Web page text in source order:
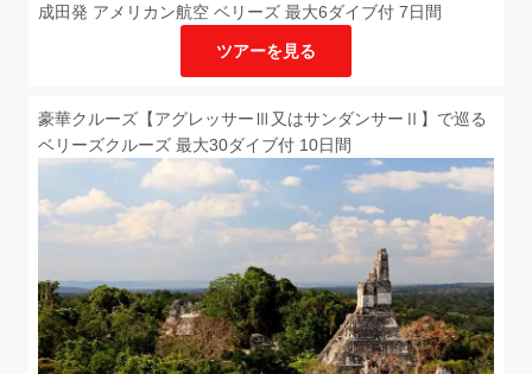
成田発 アメリカン航空 ベリーズ 最大6ダイブ付 7日間
ツアーを見る
豪華クルーズ【アグレッサーⅢ又はサンダンサーⅡ】で巡る
ベリーズクルーズ 最大30ダイブ付 10日間